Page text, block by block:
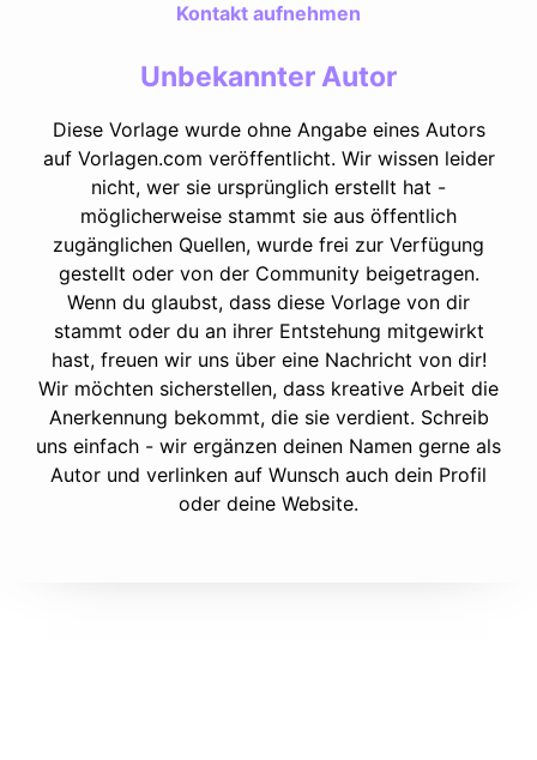
Kontakt aufnehmen
Unbekannter Autor
Diese Vorlage wurde ohne Angabe eines Autors
auf Vorlagen.com veröffentlicht. Wir wissen leider
nicht, wer sie ursprünglich erstellt hat -
möglicherweise stammt sie aus öffentlich
zugänglichen Quellen, wurde frei zur Verfügung
gestellt oder von der Community beigetragen.
Wenn du glaubst, dass diese Vorlage von dir
stammt oder du an ihrer Entstehung mitgewirkt
hast, freuen wir uns über eine Nachricht von dir!
Wir möchten sicherstellen, dass kreative Arbeit die
Anerkennung bekommt, die sie verdient. Schreib
uns einfach - wir ergänzen deinen Namen gerne als
Autor und verlinken auf Wunsch auch dein Profil
oder deine Website.